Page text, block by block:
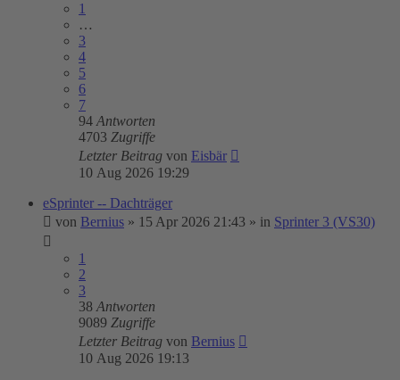
1
…
3
4
5
6
7
94 Antworten
4703 Zugriffe
Letzter Beitrag von Eisbär
10 Aug 2026 19:29
eSprinter -- Dachträger
von Bernius » 15 Apr 2026 21:43 » in Sprinter 3 (VS30)
1
2
3
38 Antworten
9089 Zugriffe
Letzter Beitrag von Bernius
10 Aug 2026 19:13